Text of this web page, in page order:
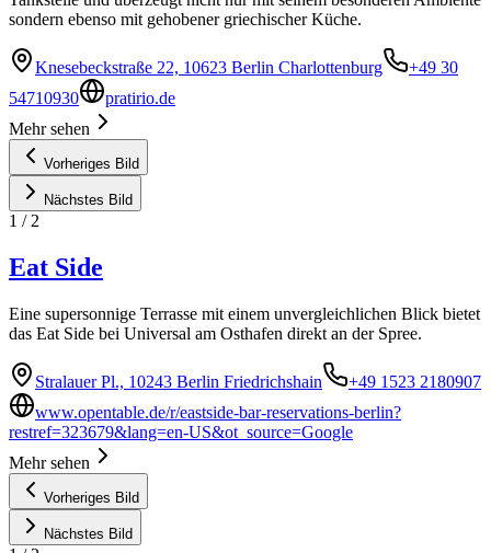
sondern ebenso mit gehobener griechischer Küche.
Knesebeckstraße 22, 10623 Berlin Charlottenburg
+49 30
54710930
pratirio.de
Mehr sehen
Vorheriges Bild
Nächstes Bild
1 / 2
Eat Side
Eine supersonnige Terrasse mit einem unvergleichlichen Blick bietet
das Eat Side bei Universal am Osthafen direkt an der Spree.
Stralauer Pl., 10243 Berlin Friedrichshain
+49 1523 2180907
www.opentable.de/r/eastside-bar-reservations-berlin?
restref=323679&lang=en-US&ot_source=Google
Mehr sehen
Vorheriges Bild
Nächstes Bild